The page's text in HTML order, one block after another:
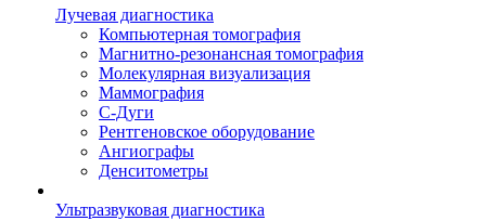
Лучевая диагностика
Компьютерная томография
Магнитно-резонансная томография
Молекулярная визуализация
Маммография
С-Дуги
Рентгеновское оборудование
Ангиографы
Денситометры
Ультразвуковая диагностика